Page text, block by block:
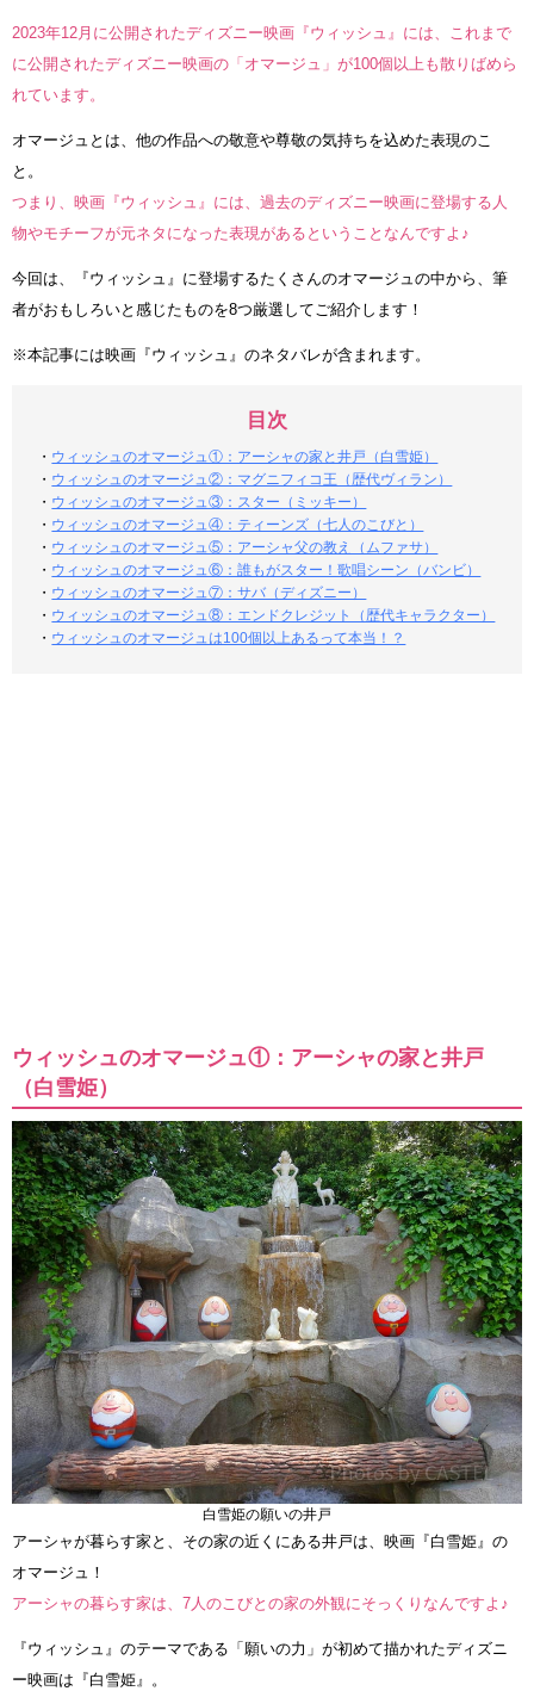
2023年12月に公開されたディズニー映画『ウィッシュ』には、これまで
に公開されたディズニー映画の「オマージュ」が100個以上も散りばめら
れています。
オマージュとは、他の作品への敬意や尊敬の気持ちを込めた表現のこ
と。
つまり、映画『ウィッシュ』には、過去のディズニー映画に登場する人
物やモチーフが元ネタになった表現があるということなんですよ♪
今回は、『ウィッシュ』に登場するたくさんのオマージュの中から、筆
者がおもしろいと感じたものを8つ厳選してご紹介します！
※本記事には映画『ウィッシュ』のネタバレが含まれます。
目次
・ ウィッシュのオマージュ①：アーシャの家と井戸（白雪姫）
・ ウィッシュのオマージュ②：マグニフィコ王（歴代ヴィラン）
・ ウィッシュのオマージュ③：スター（ミッキー）
・ ウィッシュのオマージュ④：ティーンズ（七人のこびと）
・ ウィッシュのオマージュ⑤：アーシャ父の教え（ムファサ）
・ ウィッシュのオマージュ⑥：誰もがスター！歌唱シーン（バンビ）
・ ウィッシュのオマージュ⑦：サバ（ディズニー）
・ ウィッシュのオマージュ⑧：エンドクレジット（歴代キャラクター）
・ ウィッシュのオマージュは100個以上あるって本当！？
ウィッシュのオマージュ①：アーシャの家と井戸
（白雪姫）
白雪姫の願いの井戸
アーシャが暮らす家と、その家の近くにある井戸は、映画『白雪姫』の
オマージュ！
アーシャの暮らす家は、7人のこびとの家の外観にそっくりなんですよ♪
『ウィッシュ』のテーマである「願いの力」が初めて描かれたディズニ
ー映画は『白雪姫』。